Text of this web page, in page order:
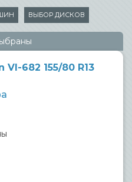
ВЫБОР ДИСКОВ
682 155/80 R13